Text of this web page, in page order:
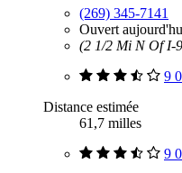
(269) 345-7141
Ouvert
(2 1/2 Mi N Of I-
9
Distance estimée
61,7 milles
9